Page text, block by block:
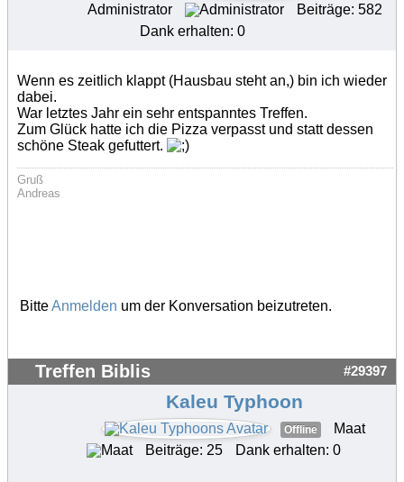
Administrator
Beiträge: 582
Dank erhalten: 0
Wenn es zeitlich klappt (Hausbau steht an,) bin ich wieder
dabei.
War letztes Jahr ein sehr entspanntes Treffen.
Zum Glück hatte ich die Pizza verpasst und statt dessen
schöne Steak gefuttert.
Gruß
Andreas
BitteAnmelden um der Konversation beizutreten.
Treffen Biblis #29397
Kaleu Typhoon
Offline
Maat
Beiträge: 25
Dank erhalten: 0